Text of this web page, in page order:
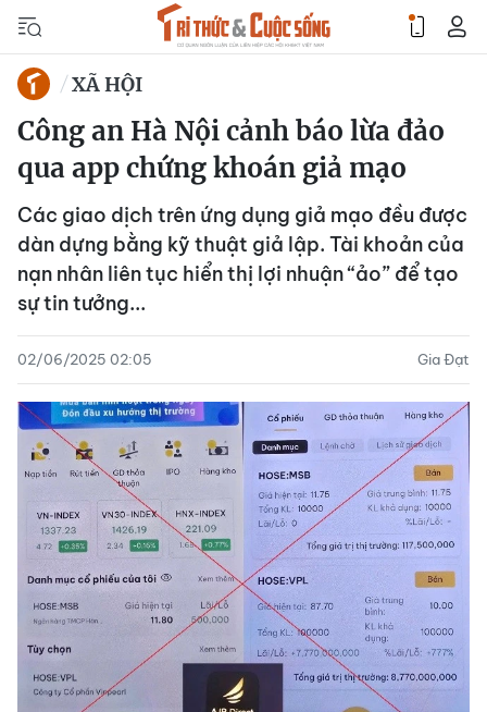
XÃ HỘI
Công an Hà Nội cảnh báo lừa đảo
qua app chứng khoán giả mạo
Các giao dịch trên ứng dụng giả mạo đều được
dàn dựng bằng kỹ thuật giả lập. Tài khoản của
nạn nhân liên tục hiển thị lợi nhuận “ảo” để tạo
sự tin tưởng...
02/06/2025 02:05 Gia Đạt